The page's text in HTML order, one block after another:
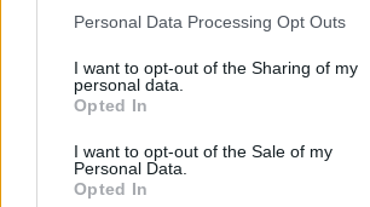
Personal Data Processing Opt Outs
I want to opt-out of the Sharing of my
personal data.
Opted In
I want to opt-out of the Sale of my
Personal Data.
Opted In
JOGOS DE ARMAS